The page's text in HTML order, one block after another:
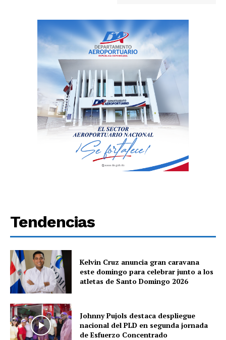
Tendencias
Kelvin Cruz anuncia gran caravana
este domingo para celebrar junto a los
atletas de Santo Domingo 2026
Johnny Pujols destaca despliegue
nacional del PLD en segunda jornada
de Esfuerzo Concentrado